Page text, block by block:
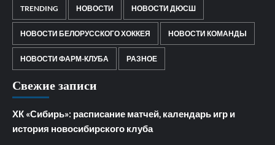
TRENDING НОВОСТИ НОВОСТИ ДЮСШ
НОВОСТИ БЕЛОРУССКОГО ХОККЕЯ НОВОСТИ КОМАНДЫ
НОВОСТИ ФАРМ-КЛУБА РАЗНОЕ
Свежие записи
ХК «Сибирь»: расписание матчей, календарь игр и
история новосибирского клуба